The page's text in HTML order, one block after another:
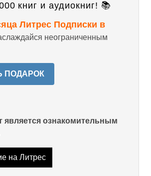
книг и аудиокниг! 📚
Литрес Подписки в
неограниченным
ПОДАРОК
является ознакомительным
на Литрес